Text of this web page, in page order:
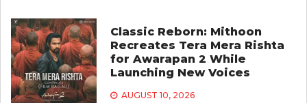
Classic Reborn: Mithoon
Recreates Tera Mera Rishta
for Awarapan 2 While
Launching New Voices
AUGUST 10, 2026